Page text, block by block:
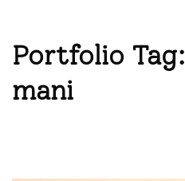
Portfolio Tag:
mani